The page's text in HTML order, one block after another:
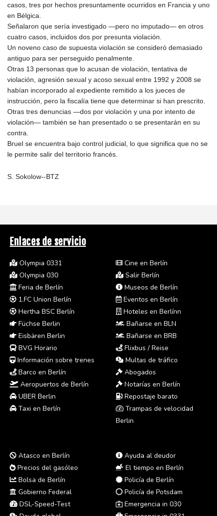
casos, tres por hechos presuntamente ocurridos en Francia y uno
en Bélgica.
Señalaron que sería investigado —pero no imputado— en otros
cuatro casos, incluidos dos por presunta violación.
Un noveno caso de supuesta violación se consideró demasiado
antiguo para ser perseguido penalmente.
Otras 13 personas que lo acusan de violación, tentativa de
violación, agresión sexual y acoso sexual entre 1992 y 2008 se
habían incorporado al expediente remitido a los jueces de
instrucción, pero la fiscalía tiene que determinar si han prescrito.
Otras tres denuncias —dos por violación y una por intento de
violación— también se han presentado o se presentarán en su
contra.
Bruel se encuentra bajo control judicial, lo que significa que no se
le permite salir del territorio francés.
S. Sokolow--BTZ
Enlaces de servicio
Olympia 0331
Olympia 030
Feria de Berlín
1.FC Union Berlín
Hertha BSC Berlín
Füchse Berlin
Eisbären Berlin
BVG Horario
Información sobre trenes
Barco en Berlín
Aeropuertos de Berlín
UBER Berlin
Taxi en Berlín
Cine en Berlín
Salir Berlín
Museos de Berlín
Eventos en Berlín
Hoteles en Berlínn
Bañarse en BLN
Bañarse en BRB
Flixbus / Reise
Multas de tráfico
Abogados
Notarías en Berlín
Repostaje barato
Trampas de velocidad
Berlin
Atasco en Berlín
Precios del gasóleo
Bolsa de Berlín
Gobierno Federal
DSL-Speed-Test
Ayuda al deudor
El tiempo en Berlín
Policía de Berlín
Policía de Potsdam
Emergencia in 030